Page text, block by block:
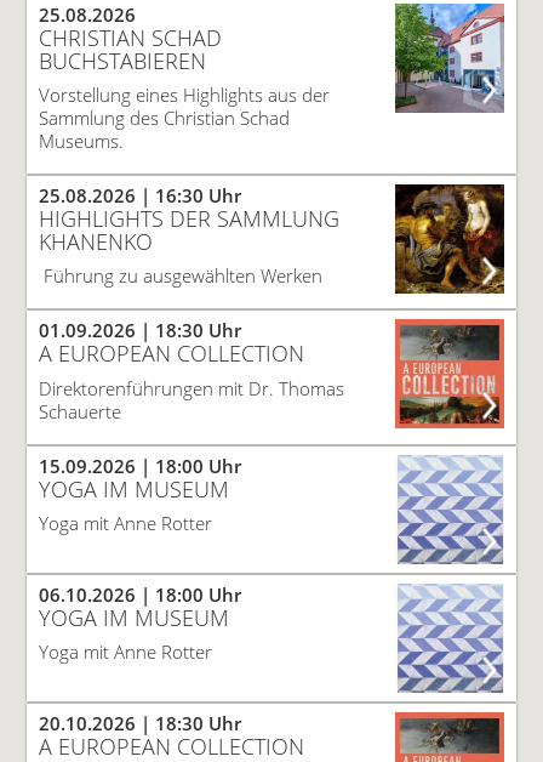
25.08.2026
CHRISTIAN SCHAD
BUCHSTABIEREN
Vorstellung eines Highlights aus der
Sammlung des Christian Schad
Museums.
25.08.2026 | 16:30 Uhr
HIGHLIGHTS DER SAMMLUNG
KHANENKO
Führung zu ausgewählten Werken
01.09.2026 | 18:30 Uhr
A EUROPEAN COLLECTION
Direktorenführungen mit Dr. Thomas
Schauerte
15.09.2026 | 18:00 Uhr
YOGA IM MUSEUM
Yoga mit Anne Rotter
06.10.2026 | 18:00 Uhr
YOGA IM MUSEUM
Yoga mit Anne Rotter
20.10.2026 | 18:30 Uhr
A EUROPEAN COLLECTION